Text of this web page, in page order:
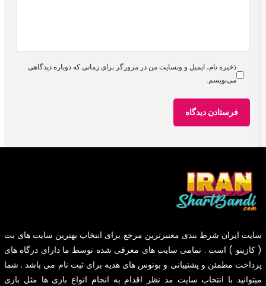
ذخیره نام، ایمیل و وبسایت من در مرورگر برای زمانی که دوباره دیدگاهی
می‌نویسم.
سایت ایران شرط بندی معتبرترین مرجع برای انتخاب بهترین سایت های بت
( کازینو ) است . تمامی سایت های معرفی شده توسط ما دارای درگاه های
پرداخت مطمئن و پشتیبانی و بونوس های هدیه برای ثبت نام می باشد . شما
میتوانید با انتخاب سایت مد نظر اقدام به انجام انواع بازی ها مثل بازی